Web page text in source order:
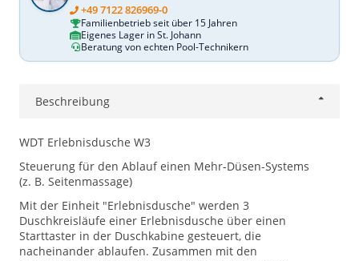
+49 7122 826969-0
Familienbetrieb seit über 15 Jahren
Eigenes Lager in St. Johann
Beratung von echten Pool-Technikern
Beschreibung
WDT Erlebnisdusche W3
Steuerung für den Ablauf einen Mehr-Düsen-Systems
(z. B. Seitenmassage)
Mit der Einheit "Erlebnisdusche" werden 3
Duschkreisläufe einer Erlebnisdusche über einen
Starttaster in der Duschkabine gesteuert, die
nacheinander ablaufen. Zusammen mit den